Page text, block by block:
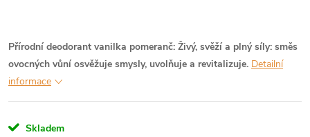
Přírodní deodorant vanilka pomeranč: Živý, svěží a plný síly: směs
ovocných vůní osvěžuje smysly, uvolňuje a revitalizuje. Detailní
informace
Skladem